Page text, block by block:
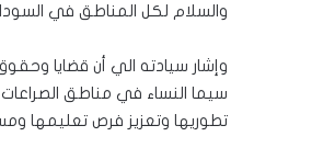
والسلام لكل المناطق في
وإشار سيادته الي أن قضايا
سيما النساء في مناطق
تطوريها وتعزيز فرص تعليمها